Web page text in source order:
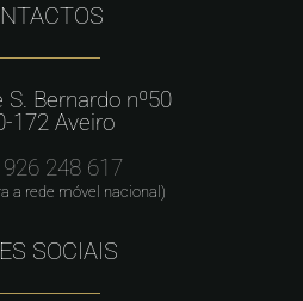
S. Bernardo nº50
172 Aveiro
248 617
a rede móvel nacional)
SOCIAIS